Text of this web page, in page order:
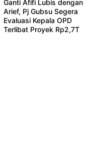
Ganti Afifi Lubis dengan
Arief, Pj Gubsu Segera
Evaluasi Kepala OPD
Terlibat Proyek Rp2,7T